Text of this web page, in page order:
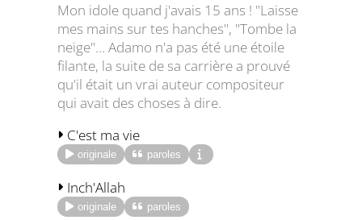
Mon idole quand j'avais 15 ans ! "Laisse
mes mains sur tes hanches", "Tombe la
neige"... Adamo n'a pas été une étoile
filante, la suite de sa carrière a prouvé
qu'il était un vrai auteur compositeur
qui avait des choses à dire.
C'est ma vie
originale paroles
Inch'Allah
originale paroles